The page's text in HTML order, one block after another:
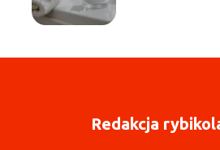
Redakcja